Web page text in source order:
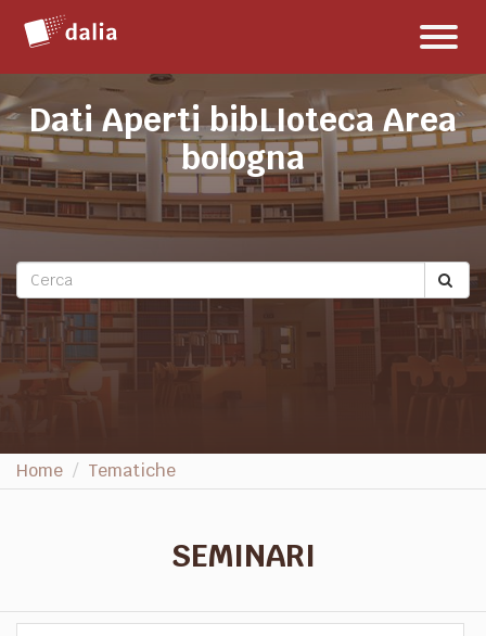
contenuto
Dati Aperti bibLIoteca Area
bologna
Home Tematiche
SEMINARI